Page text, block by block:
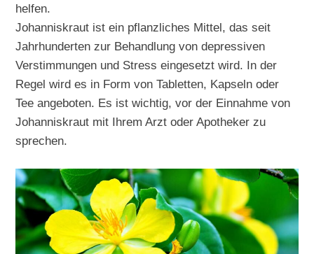
helfen.
Johanniskraut ist ein pflanzliches Mittel, das seit
Jahrhunderten zur Behandlung von depressiven
Verstimmungen und Stress eingesetzt wird. In der
Regel wird es in Form von Tabletten, Kapseln oder
Tee angeboten. Es ist wichtig, vor der Einnahme von
Johanniskraut mit Ihrem Arzt oder Apotheker zu
sprechen.